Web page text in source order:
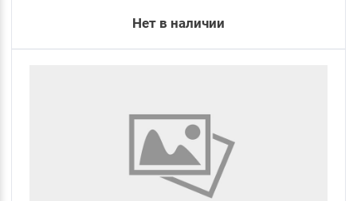
Нет в наличии